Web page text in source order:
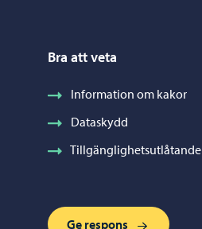
Bra att veta
Information om kakor
Dataskydd
Tillgänglighetsutlåtande
Ge respons